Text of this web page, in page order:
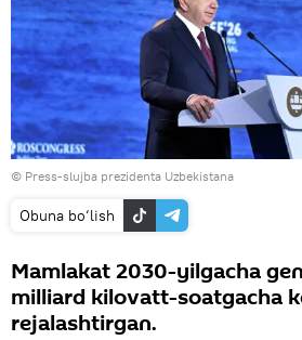
© Press-slujba prezidenta Uzbekistana
Obuna bo‘lish
Mamlakat 2030-yilgacha
milliard kilovatt-soatgacha
rejalashtirgan.